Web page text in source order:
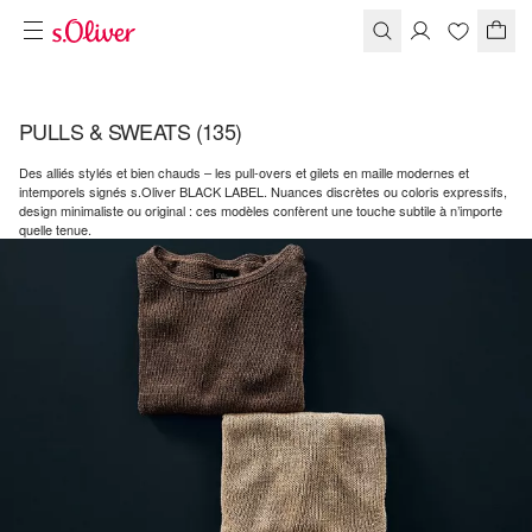
PULLS & SWEATS (135)
Des alliés stylés et bien chauds – les pull-overs et gilets en maille modernes et
intemporels signés s.Oliver BLACK LABEL. Nuances discrètes ou coloris expressifs,
design minimaliste ou original : ces modèles confèrent une touche subtile à n’importe
quelle tenue.